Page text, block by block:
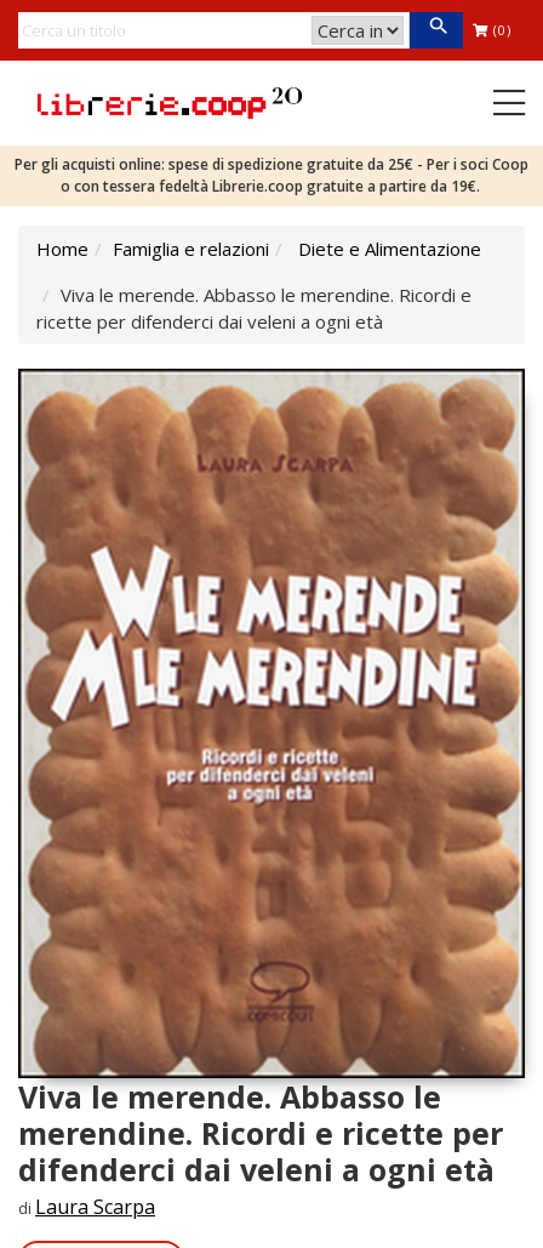
(0)
Per gli acquisti online: spese di spedizione gratuite da 25€ - Per i soci Coop
o con tessera fedeltà Librerie.coop gratuite a partire da 19€.
Home Famiglia e relazioni
Diete e Alimentazione
Viva le merende. Abbasso le merendine. Ricordi e
ricette per difenderci dai veleni a ogni età
Viva le merende. Abbasso le
merendine. Ricordi e ricette per
difenderci dai veleni a ogni età
di Laura Scarpa